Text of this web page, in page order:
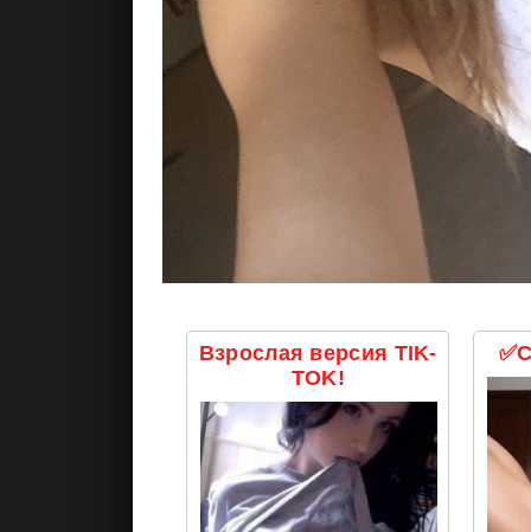
Взрослая версия TIK-
TOK!